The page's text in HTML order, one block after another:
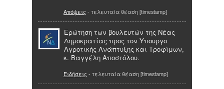
Απόψεις - τελευταία θέαση [timestamp]
Eρώτηση των βουλευτών της Νέας
Δημοκρατίας προς τον Yπουργο
Αγροτικής Ανάπτυξης και Τροφίμων,
κ. Βαγγέλη Αποστόλου.
Ειδήσεις - τελευταία θέαση [timestamp]